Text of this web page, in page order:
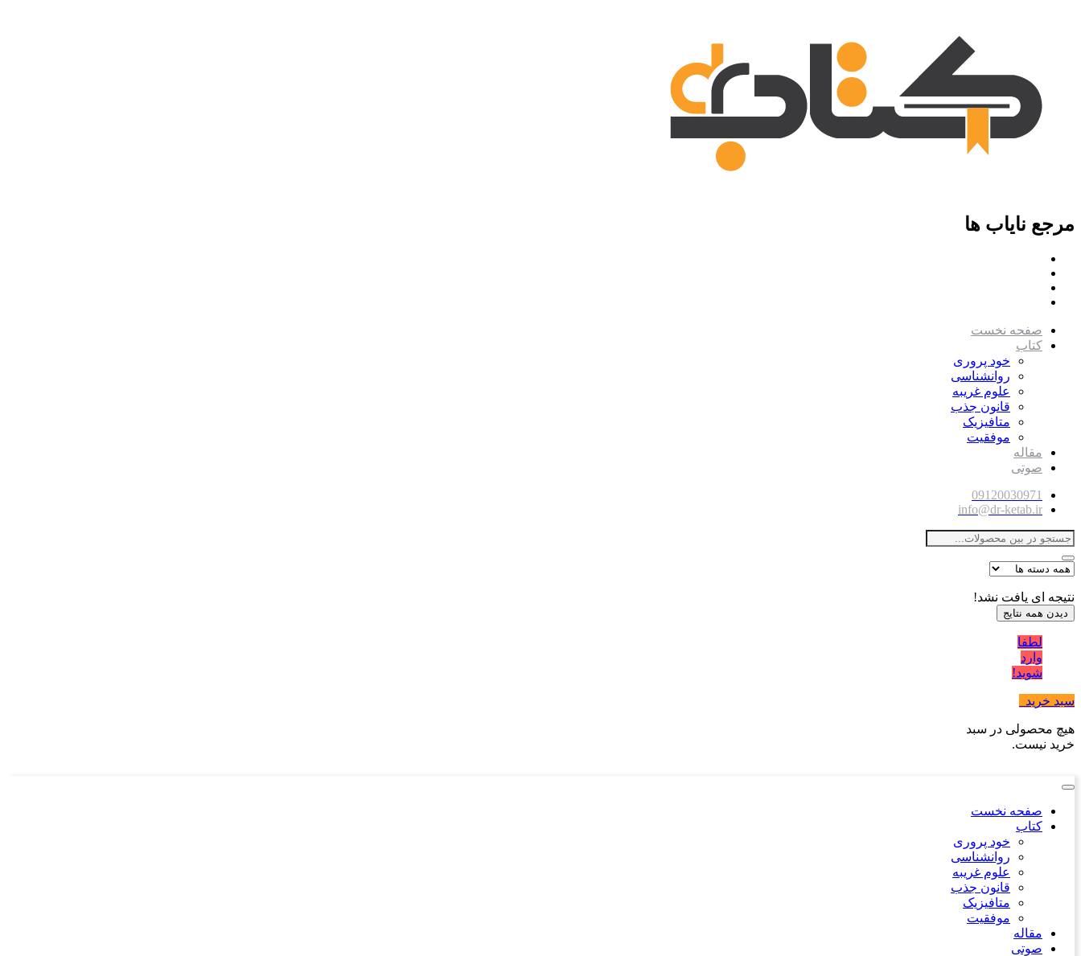
مرجع نایاب ها
صفحه نخست
کتاب
خود پروری
روانشناسی
علوم غریبه
قانون جذب
متافیزیک
موفقیت
مقاله
صوتی
09120030971
info@dr-ketab.ir
نتیجه ای یافت نشد!
دیدن همه نتایج
لطفا
وارد
شوید!
سبد خرید
هیچ محصولی در سبد
خرید نیست.
صفحه نخست
کتاب
خود پروری
روانشناسی
علوم غریبه
قانون جذب
متافیزیک
موفقیت
مقاله
صوتی